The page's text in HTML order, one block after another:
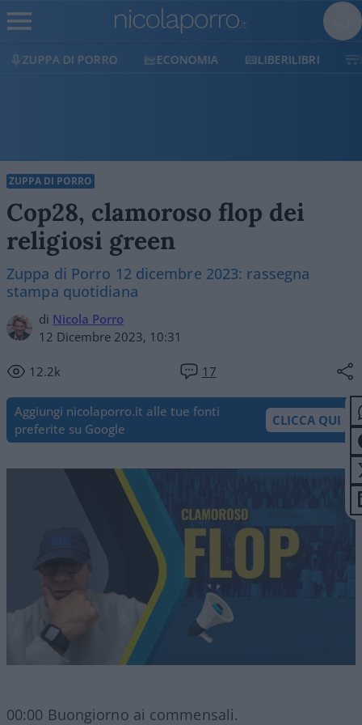
ECONOMIA LIBERILIBRI SHOP SOSTIENICI
ZUPPA DI PORRO
Cop28, clamoroso flop dei
religiosi green
Zuppa di Porro 12 dicembre 2023: rassegna
stampa quotidiana
di Nicola Porro
12 Dicembre 2023, 10:31
12.2k 17
Aggiungi nicolaporro.it alle tue fonti
preferite su Google
CLICCA QUI
00:00 Buongiorno ai commensali.